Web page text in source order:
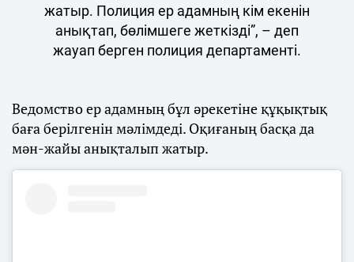
жатыр. Полиция ер адамның кім екенін
анықтап, бөлімшеге жеткізді”, – деп
жауап берген полиция департаменті.
Ведомство ер адамның бұл әрекетіне құқықтық
баға берілгенін мәлімдеді. Оқиғаның басқа да
мән-жайы анықталып жатыр.